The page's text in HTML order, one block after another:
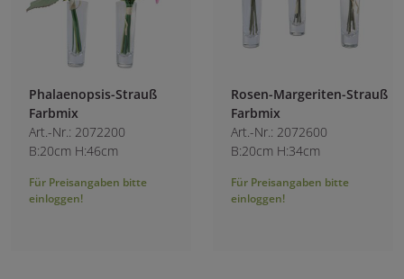
Phalaenopsis-Strauß
Farbmix
Art.-Nr.: 2072200
B:20cm H:46cm
Für Preisangaben bitte
einloggen!
Rosen-Margeriten-Strauß
Farbmix
Art.-Nr.: 2072600
B:20cm H:34cm
Für Preisangaben bitte
einloggen!